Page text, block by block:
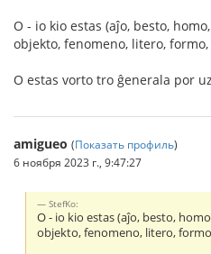
O - io kio estas (aĵo, besto,
objekto, fenomeno, litero,
O estas vorto tro ĝenerala por
amigueo (Показать профиль)
6 ноября 2023 г., 9:47:27
StefKo:
O - io kio estas (aĵo, besto,
objekto, fenomeno, litero,